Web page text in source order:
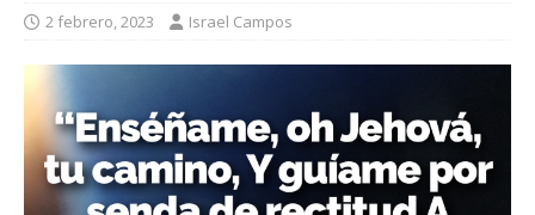
2 febrero, 2023 Israel Campos